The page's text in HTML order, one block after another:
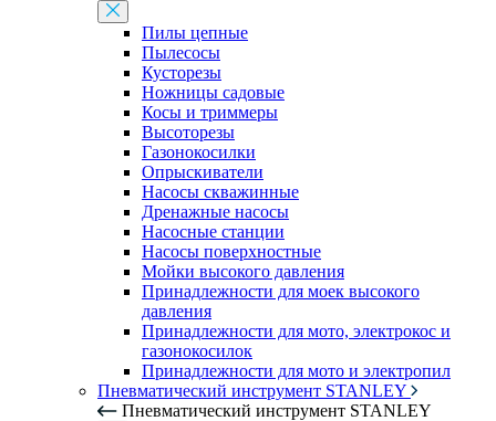
Пилы цепные
Пылесосы
Кусторезы
Ножницы садовые
Косы и триммеры
Высоторезы
Газонокосилки
Опрыскиватели
Насосы скважинные
Дренажные насосы
Насосные станции
Насосы поверхностные
Мойки высокого давления
Принадлежности для моек высокого
давления
Принадлежности для мото, электрокос и
газонокосилок
Принадлежности для мото и электропил
Пневматический инструмент STANLEY
Пневматический инструмент STANLEY